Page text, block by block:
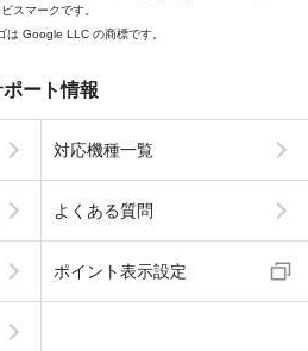
スマークです。
Google LLC の商標です。
ポート情報
対応機種一覧
よくある質問
ポイント表示設定